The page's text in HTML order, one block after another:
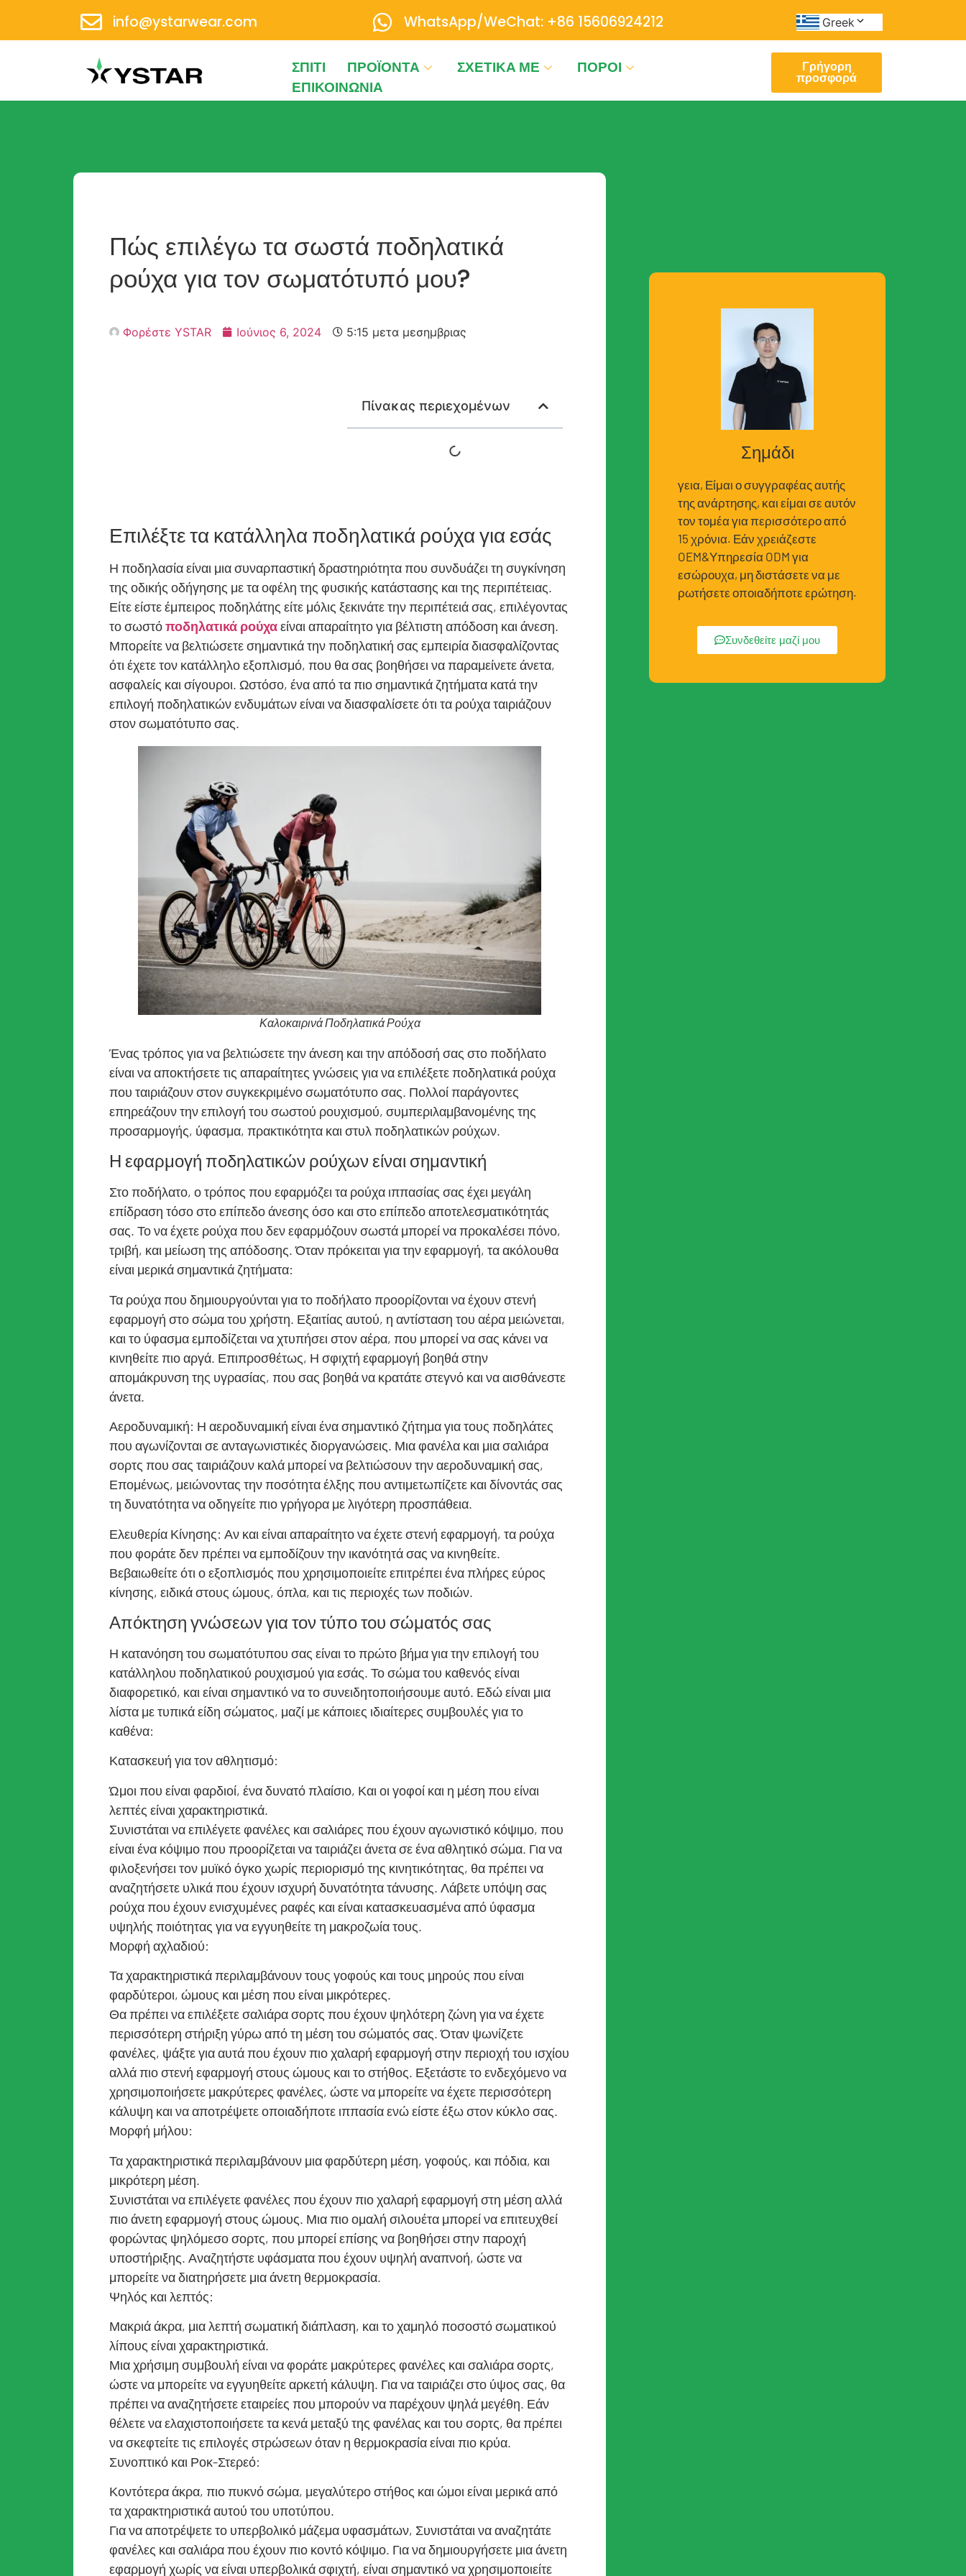
info@ystarwear.com WhatsApp/WeChat: +86 15606924212 Greek
ΣΠΊΤΙ ΠΡΟΪΌΝΤΑ ΣΧΕΤΙΚΆ ΜΕ
ΠΌΡΟΙ
ΕΠΙΚΟΙΝΩΝΊΑ
Γρήγορη
προσφορά
Πώς επιλέγω τα σωστά ποδηλατικά
ρούχα για τον σωματότυπό μου?
Φορέστε YSTAR Ιούνιος 6, 2024 5:15 μετα μεσημβριας
Πίνακας περιεχομένων
Επιλέξτε τα κατάλληλα ποδηλατικά ρούχα για εσάς
Η ποδηλασία είναι μια συναρπαστική δραστηριότητα που συνδυάζει τη συγκίνηση
της οδικής οδήγησης με τα οφέλη της φυσικής κατάστασης και της περιπέτειας.
Είτε είστε έμπειρος ποδηλάτης είτε μόλις ξεκινάτε την περιπέτειά σας, επιλέγοντας
το σωστόποδηλατικά ρούχαείναι απαραίτητο για βέλτιστη απόδοση και άνεση.
Μπορείτε να βελτιώσετε σημαντικά την ποδηλατική σας εμπειρία διασφαλίζοντας
ότι έχετε τον κατάλληλο εξοπλισμό, που θα σας βοηθήσει να παραμείνετε άνετα,
ασφαλείς και σίγουροι. Ωστόσο, ένα από τα πιο σημαντικά ζητήματα κατά την
επιλογή ποδηλατικών ενδυμάτων είναι να διασφαλίσετε ότι τα ρούχα ταιριάζουν
στον σωματότυπο σας.
Καλοκαιρινά Ποδηλατικά Ρούχα
Ένας τρόπος για να βελτιώσετε την άνεση και την απόδοσή σας στο ποδήλατο
είναι να αποκτήσετε τις απαραίτητες γνώσεις για να επιλέξετε ποδηλατικά ρούχα
που ταιριάζουν στον συγκεκριμένο σωματότυπο σας. Πολλοί παράγοντες
επηρεάζουν την επιλογή του σωστού ρουχισμού, συμπεριλαμβανομένης της
προσαρμογής, ύφασμα, πρακτικότητα και στυλ ποδηλατικών ρούχων.
Η εφαρμογή ποδηλατικών ρούχων είναι σημαντική
Στο ποδήλατο, ο τρόπος που εφαρμόζει τα ρούχα ιππασίας σας έχει μεγάλη
επίδραση τόσο στο επίπεδο άνεσης όσο και στο επίπεδο αποτελεσματικότητάς
σας. Το να έχετε ρούχα που δεν εφαρμόζουν σωστά μπορεί να προκαλέσει πόνο,
τριβή, και μείωση της απόδοσης. Όταν πρόκειται για την εφαρμογή, τα ακόλουθα
είναι μερικά σημαντικά ζητήματα:
Τα ρούχα που δημιουργούνται για το ποδήλατο προορίζονται να έχουν στενή
εφαρμογή στο σώμα του χρήστη. Εξαιτίας αυτού, η αντίσταση του αέρα μειώνεται,
και το ύφασμα εμποδίζεται να χτυπήσει στον αέρα, που μπορεί να σας κάνει να
κινηθείτε πιο αργά. Επιπροσθέτως, Η σφιχτή εφαρμογή βοηθά στην
απομάκρυνση της υγρασίας, που σας βοηθά να κρατάτε στεγνό και να αισθάνεστε
άνετα.
Αεροδυναμική: Η αεροδυναμική είναι ένα σημαντικό ζήτημα για τους ποδηλάτες
που αγωνίζονται σε ανταγωνιστικές διοργανώσεις. Μια φανέλα και μια σαλιάρα
σορτς που σας ταιριάζουν καλά μπορεί να βελτιώσουν την αεροδυναμική σας,
Επομένως, μειώνοντας την ποσότητα έλξης που αντιμετωπίζετε και δίνοντάς σας
τη δυνατότητα να οδηγείτε πιο γρήγορα με λιγότερη προσπάθεια.
Ελευθερία Κίνησης: Αν και είναι απαραίτητο να έχετε στενή εφαρμογή, τα ρούχα
που φοράτε δεν πρέπει να εμποδίζουν την ικανότητά σας να κινηθείτε.
Βεβαιωθείτε ότι ο εξοπλισμός που χρησιμοποιείτε επιτρέπει ένα πλήρες εύρος
κίνησης, ειδικά στους ώμους, όπλα, και τις περιοχές των ποδιών.
Απόκτηση γνώσεων για τον τύπο του σώματός σας
Η κατανόηση του σωματότυπου σας είναι το πρώτο βήμα για την επιλογή του
κατάλληλου ποδηλατικού ρουχισμού για εσάς. Το σώμα του καθενός είναι
διαφορετικό, και είναι σημαντικό να το συνειδητοποιήσουμε αυτό. Εδώ είναι μια
λίστα με τυπικά είδη σώματος, μαζί με κάποιες ιδιαίτερες συμβουλές για το
καθένα:
Κατασκευή για τον αθλητισμό:
Ώμοι που είναι φαρδιοί, ένα δυνατό πλαίσιο, Και οι γοφοί και η μέση που είναι
λεπτές είναι χαρακτηριστικά.
Συνιστάται να επιλέγετε φανέλες και σαλιάρες που έχουν αγωνιστικό κόψιμο, που
είναι ένα κόψιμο που προορίζεται να ταιριάζει άνετα σε ένα αθλητικό σώμα. Για να
φιλοξενήσει τον μυϊκό όγκο χωρίς περιορισμό της κινητικότητας, θα πρέπει να
αναζητήσετε υλικά που έχουν ισχυρή δυνατότητα τάνυσης. Λάβετε υπόψη σας
ρούχα που έχουν ενισχυμένες ραφές και είναι κατασκευασμένα από ύφασμα
υψηλής ποιότητας για να εγγυηθείτε τη μακροζωία τους.
Μορφή αχλαδιού:
Τα χαρακτηριστικά περιλαμβάνουν τους γοφούς και τους μηρούς που είναι
φαρδύτεροι, ώμους και μέση που είναι μικρότερες.
Θα πρέπει να επιλέξετε σαλιάρα σορτς που έχουν ψηλότερη ζώνη για να έχετε
περισσότερη στήριξη γύρω από τη μέση του σώματός σας. Όταν ψωνίζετε
φανέλες, ψάξτε για αυτά που έχουν πιο χαλαρή εφαρμογή στην περιοχή του ισχίου
αλλά πιο στενή εφαρμογή στους ώμους και το στήθος. Εξετάστε το ενδεχόμενο να
χρησιμοποιήσετε μακρύτερες φανέλες, ώστε να μπορείτε να έχετε περισσότερη
κάλυψη και να αποτρέψετε οποιαδήποτε ιππασία ενώ είστε έξω στον κύκλο σας.
Μορφή μήλου:
Τα χαρακτηριστικά περιλαμβάνουν μια φαρδύτερη μέση, γοφούς, και πόδια, και
μικρότερη μέση.
Συνιστάται να επιλέγετε φανέλες που έχουν πιο χαλαρή εφαρμογή στη μέση αλλά
πιο άνετη εφαρμογή στους ώμους. Μια πιο ομαλή σιλουέτα μπορεί να επιτευχθεί
φορώντας ψηλόμεσο σορτς, που μπορεί επίσης να βοηθήσει στην παροχή
υποστήριξης. Αναζητήστε υφάσματα που έχουν υψηλή αναπνοή, ώστε να
μπορείτε να διατηρήσετε μια άνετη θερμοκρασία.
Ψηλός και λεπτός:
Μακριά άκρα, μια λεπτή σωματική διάπλαση, και το χαμηλό ποσοστό σωματικού
λίπους είναι χαρακτηριστικά.
Μια χρήσιμη συμβουλή είναι να φοράτε μακρύτερες φανέλες και σαλιάρα σορτς,
ώστε να μπορείτε να εγγυηθείτε αρκετή κάλυψη. Για να ταιριάζει στο ύψος σας, θα
πρέπει να αναζητήσετε εταιρείες που μπορούν να παρέχουν ψηλά μεγέθη. Εάν
θέλετε να ελαχιστοποιήσετε τα κενά μεταξύ της φανέλας και του σορτς, θα πρέπει
να σκεφτείτε τις επιλογές στρώσεων όταν η θερμοκρασία είναι πιο κρύα.
Συνοπτικό και Ροκ-Στερεό:
Κοντότερα άκρα, πιο πυκνό σώμα, μεγαλύτερο στήθος και ώμοι είναι μερικά από
τα χαρακτηριστικά αυτού του υποτύπου.
Για να αποτρέψετε το υπερβολικό μάζεμα υφασμάτων, Συνιστάται να αναζητάτε
φανέλες και σαλιάρα που έχουν πιο κοντό κόψιμο. Για να δημιουργήσετε μια άνετη
εφαρμογή χωρίς να είναι υπερβολικά σφιχτή, είναι σημαντικό να χρησιμοποιείτε
Σημάδι
γεια, Είμαι ο συγγραφέας αυτής
της ανάρτησης, και είμαι σε αυτόν
τον τομέα για περισσότερο από
15 χρόνια. Εάν χρειάζεστε
OEM&Υπηρεσία ODM για
εσώρουχα, μη διστάσετε να με
ρωτήσετε οποιαδήποτε ερώτηση.
Συνδεθείτε μαζί μου